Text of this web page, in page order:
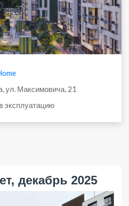
ул. Максимовича, 21
эксплуатацию
декабрь 2025